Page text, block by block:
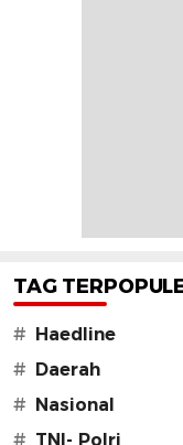
TAG
# Haedline
# Daerah
# Nasional
# TNI- Polri